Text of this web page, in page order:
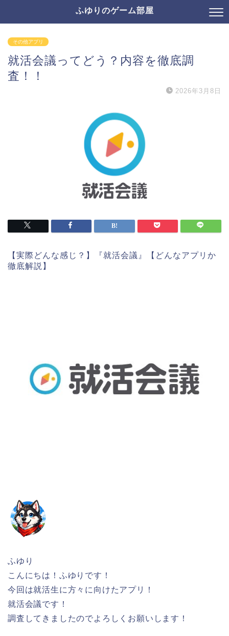
ふゆりのゲーム部屋
その他アプリ
就活会議ってどう？内容を徹底調
査！！
2026年3月8日
【実際どんな感じ？】『就活会議』【どんなアプリか
徹底解説】
ふゆり
こんにちは！ふゆりです！
今回は就活生に方々に向けたアプリ！
就活会議です！
調査してきましたのでよろしくお願いします！